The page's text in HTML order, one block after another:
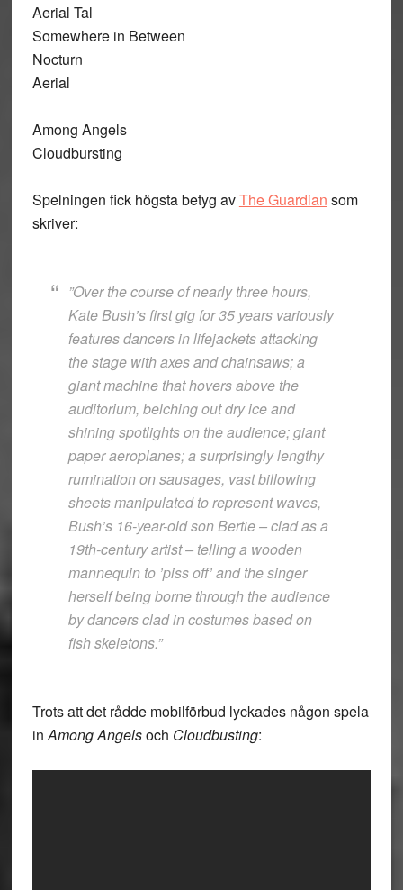
Aerial Tal
Somewhere in Between
Nocturn
Aerial
Among Angels
Cloudbursting
Spelningen fick högsta betyg avThe Guardian som
skriver:
”Over the course of nearly three hours,
Kate Bush’s first gig for 35 years variously
features dancers in lifejackets attacking
the stage with axes and chainsaws; a
giant machine that hovers above the
auditorium, belching out dry ice and
shining spotlights on the audience; giant
paper aeroplanes; a surprisingly lengthy
rumination on sausages, vast billowing
sheets manipulated to represent waves,
Bush’s 16-year-old son Bertie – clad as a
19th-century artist – telling a wooden
mannequin to ’piss off’ and the singer
herself being borne through the audience
by dancers clad in costumes based on
fish skeletons.”
Trots att det rådde mobilförbud lyckades någon spela
inAmong Angelsoch Cloudbusting: